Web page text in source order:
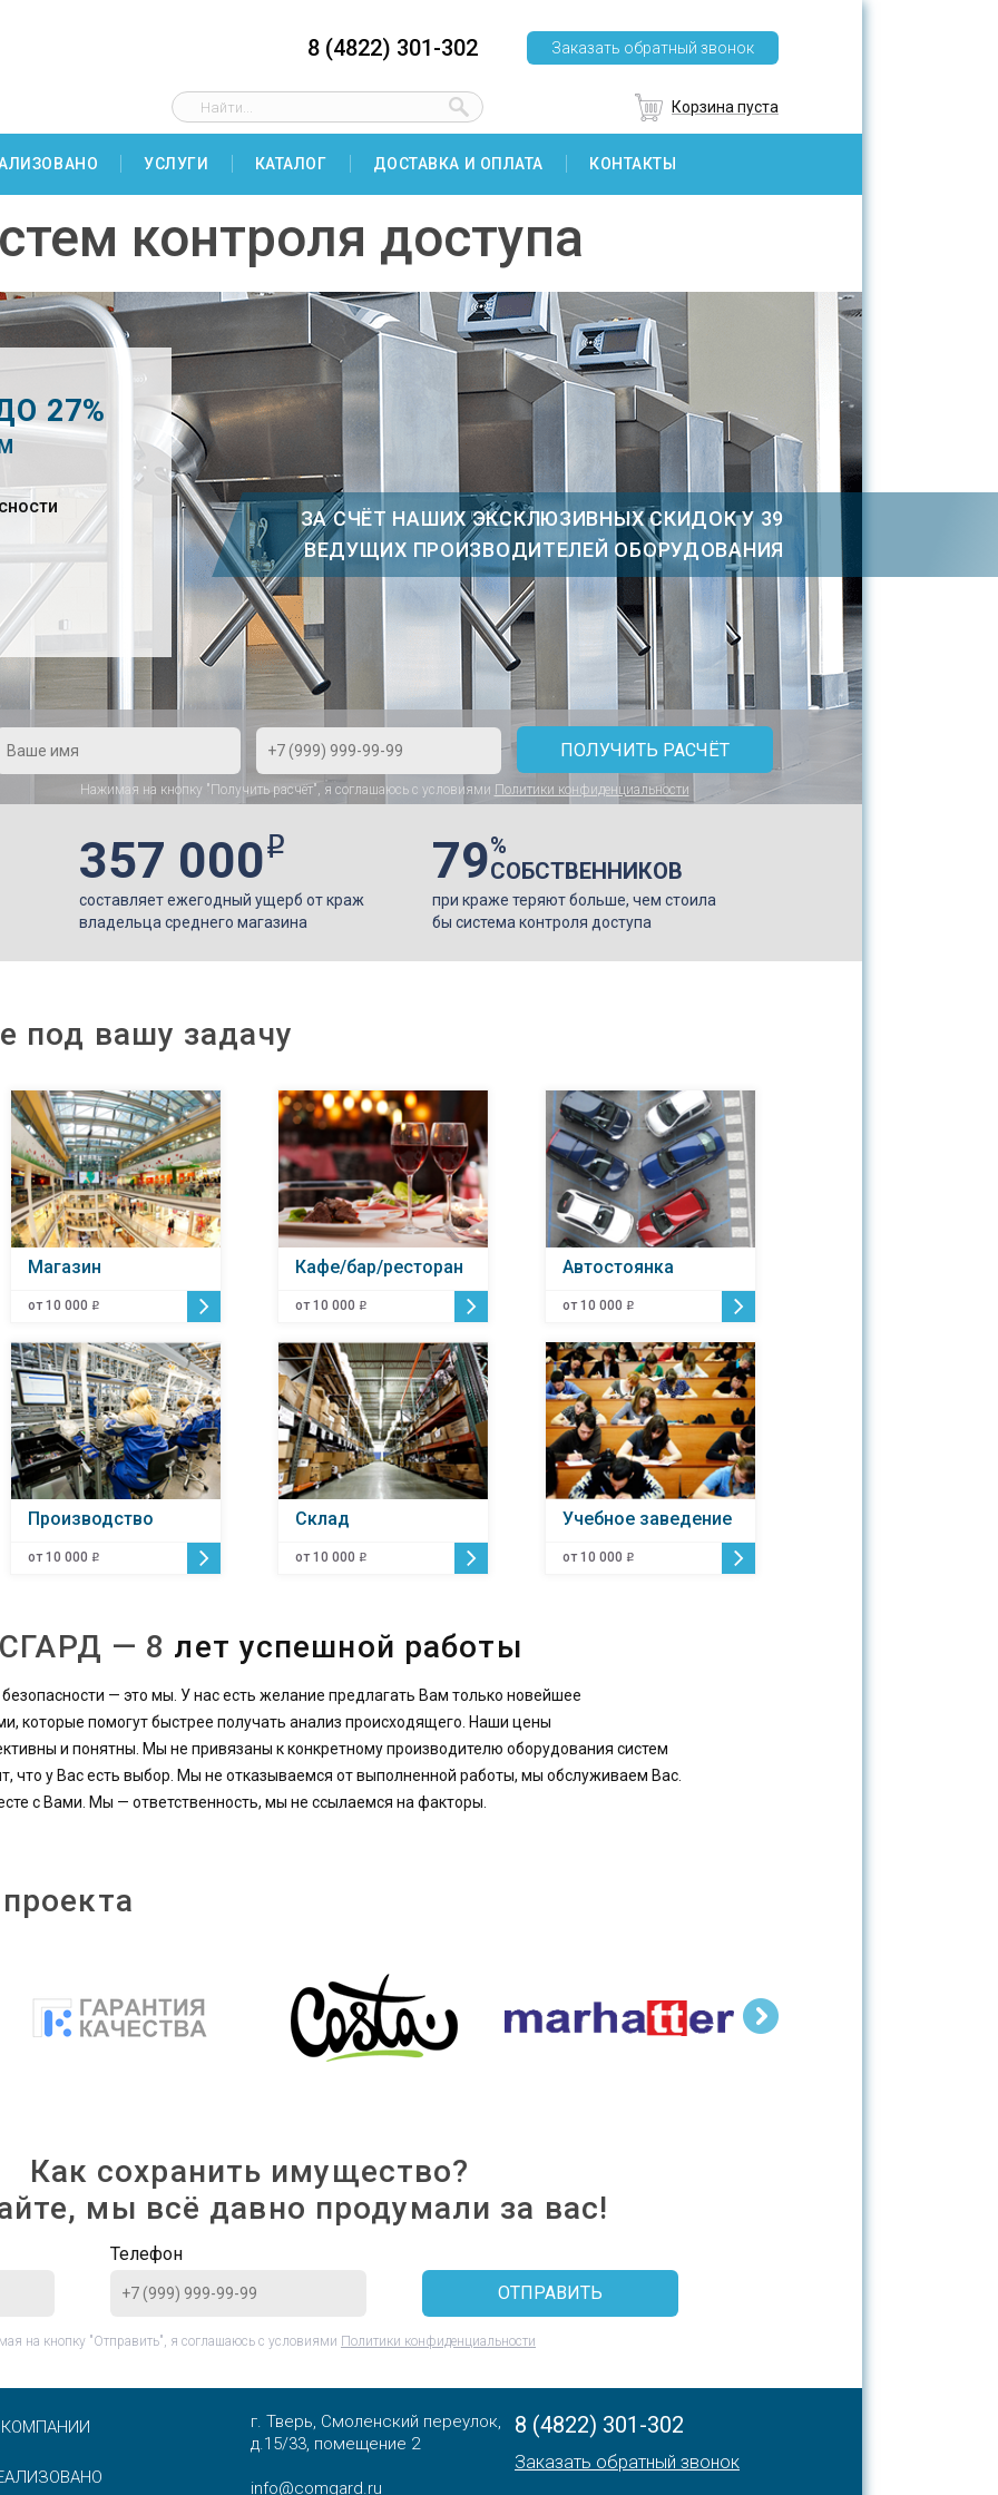
8 (4822) 301-302 Заказать обратный звонок
Корзина пуста
УСЛУГИ КАТАЛОГ ДОСТАВКА И ОПЛАТА КОНТАКТЫ
контроля доступа
27%
ЗА СЧЁТ НАШИХ ЭКСКЛЮЗИВНЫХ СКИДОК У 39
ВЕДУЩИХ ПРОИЗВОДИТЕЛЕЙ ОБОРУДОВАНИЯ
Нажимая на кнопку "Получить расчёт", я соглашаюсь с условиями Политики конфиденциальности
357 000o
составляет ежегодный ущерб от краж
владельца среднего магазина
79%
СОБСТВЕННИКОВ
при краже теряют больше, чем стоила
бы система контроля доступа
под вашу задачу
Магазин
от 10 000 o
Кафе/бар/ресторан
от 10 000 o
Автостоянка
от 10 000 o
Производство
от 10 000 o
Склад
от 10 000 o
Учебное заведение
от 10 000 o
— 8 лет успешной работы
— это мы. У нас есть желание предлагать Вам только новейшее
которые помогут быстрее получать анализ происходящего. Наши цены
и понятны. Мы не привязаны к конкретному производителю оборудования систем
что у Вас есть выбор. Мы не отказываемся от выполненной работы, мы обслуживаем Вас.
с Вами. Мы — ответственность, мы не ссылаемся на факторы.
Как сохранить имущество?
мы всё давно продумали за вас!
Телефон
на кнопку "Отправить", я соглашаюсь с условиями Политики конфиденциальности
г. Тверь, Смоленский переулок,
д.15/33, помещение 2
info@comgard.ru
8 (4822) 301-302
Заказать обратный звонок